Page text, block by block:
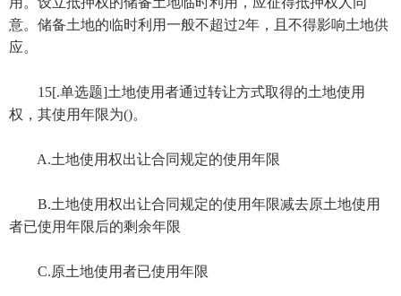
意。储备土地的临时利用一般不超过2年，且不得影响土地供
应。
15[.单选题]土地使用者通过转让方式取得的土地使用
权，其使用年限为()。
A.土地使用权出让合同规定的使用年限
B.土地使用权出让合同规定的使用年限减去原土地使用
者已使用年限后的剩余年限
C.原土地使用者已使用年限